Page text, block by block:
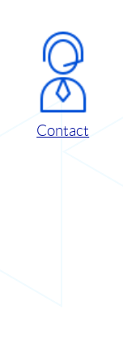
Contact